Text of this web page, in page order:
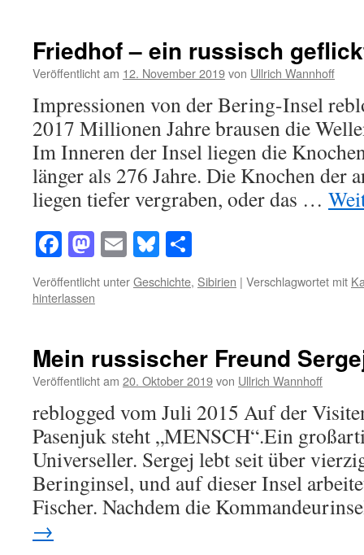
Friedhof – ein russisch
Veröffentlicht am 12. November 2019von Ullrich Wannhoff
Impressionen von der Bering-Insel
2017 Millionen Jahre brausen die
Im Inneren der Insel liegen die
länger als 276 Jahre. Die Knochen der
liegen tiefer vergraben, oder das …
Facebook
Mastodon
EmailBluesky
Veröffentlicht unterGeschichte, Sibirien | Verschlagwortet mit
hinterlassen
Mein russischer Freund
Veröffentlicht am 20. Oktober 2019von Ullrich Wannhoff
reblogged vom Juli 2015 Auf der
Pasenjuk steht „MENSCH“.Ein
Universeller. Sergej lebt seit über
Beringinsel, und auf dieser Insel
Fischer. Nachdem die
→